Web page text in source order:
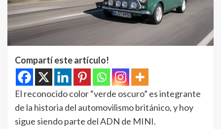
Compartí este artículo!
El reconocido color “verde oscuro” es integrante
de la historia del automovilismo británico, y hoy
sigue siendo parte del ADN de MINI.